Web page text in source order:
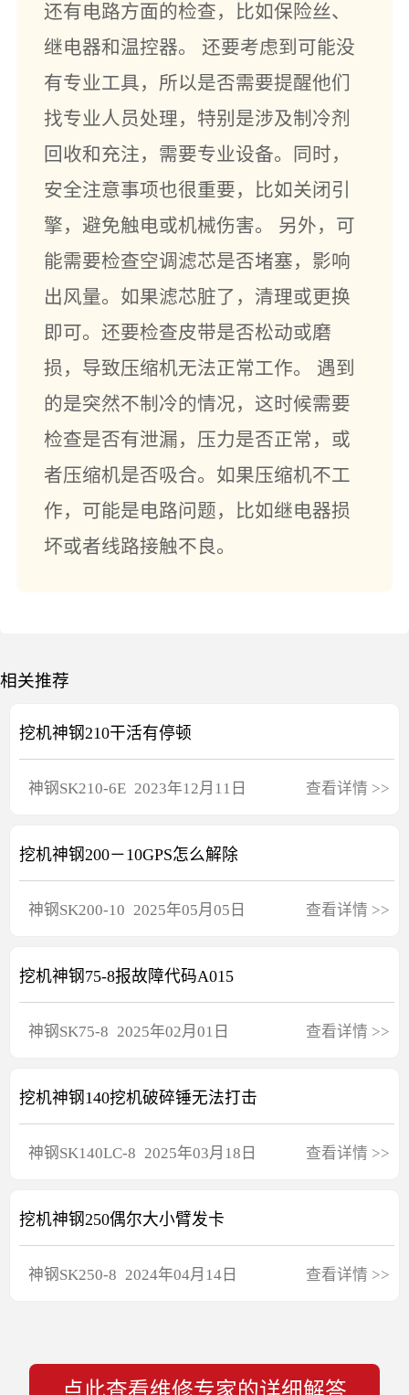
还有电路方面的检查，比如保险丝、
继电器和温控器。 还要考虑到可能没
有专业工具，所以是否需要提醒他们
找专业人员处理，特别是涉及制冷剂
回收和充注，需要专业设备。同时，
安全注意事项也很重要，比如关闭引
擎，避免触电或机械伤害。 另外，可
能需要检查空调滤芯是否堵塞，影响
出风量。如果滤芯脏了，清理或更换
即可。还要检查皮带是否松动或磨
损，导致压缩机无法正常工作。 遇到
的是突然不制冷的情况，这时候需要
检查是否有泄漏，压力是否正常，或
者压缩机是否吸合。如果压缩机不工
作，可能是电路问题，比如继电器损
坏或者线路接触不良。
相关推荐
挖机神钢210干活有停顿
神钢 SK210-6E 2023年12月11日 查看详情 >>
挖机神钢200－10GPS怎么解除
神钢 SK200-10 2025年05月05日 查看详情 >>
挖机神钢75-8报故障代码A015
神钢 SK75-8 2025年02月01日 查看详情 >>
挖机神钢140挖机破碎锤无法打击
神钢 SK140LC-8 2025年03月18日 查看详情 >>
挖机神钢250偶尔大小臂发卡
神钢 SK250-8 2024年04月14日 查看详情 >>